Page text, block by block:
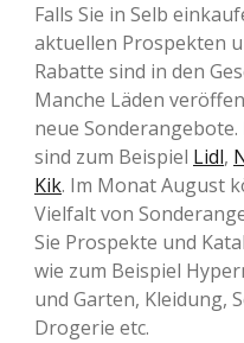
Falls Sie in Selb
aktuellen Prospekten
Rabatte sind in den
Manche Läden
neue
sind zum Beispiel Lidl,
Kik. Im Monat August
Vielfalt von
Sie Prospekte und
wie zum Beispiel
und Garten, Kleidung,
Drogerie etc.